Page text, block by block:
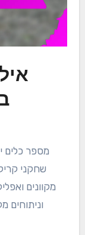
מספר כלים
שחקני
מקוונים
וניתוחים